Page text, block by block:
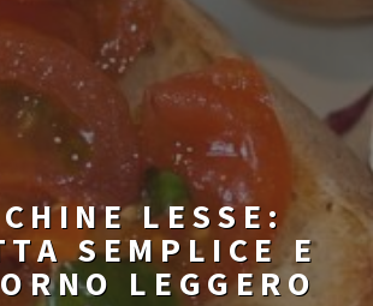
LESSE:
SEMPLICE E
LEGGERO